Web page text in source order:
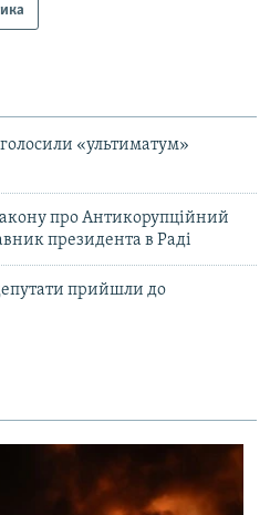
«ультиматум»
про Антикорупційний
президента в Раді
прийшли до